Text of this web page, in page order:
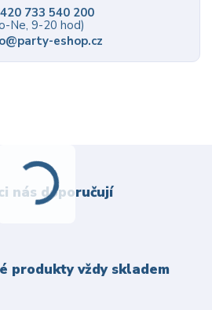
733 540 200
Ne, 9-20 hod)
eshop.cz
nás doporučují
produkty vždy skladem